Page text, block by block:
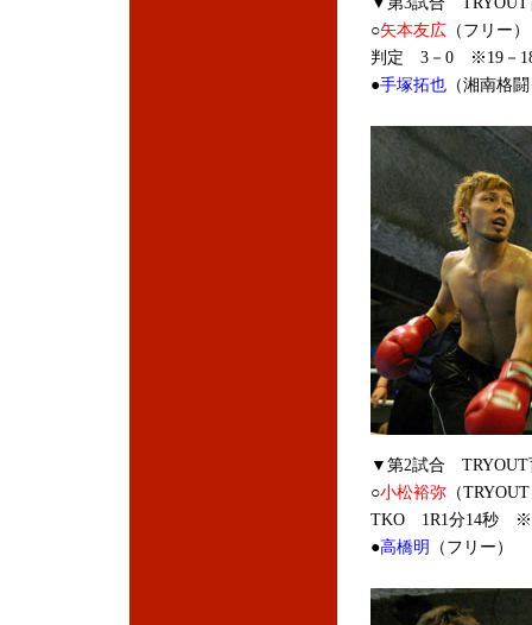
○矢本友広（フリー）
判定 3－0 ※19－18
●手塚拓也（湘南格
▼第2試合
○小松裕弥（
TKO 1R1分14秒 ※
●高橋明 （フリー）